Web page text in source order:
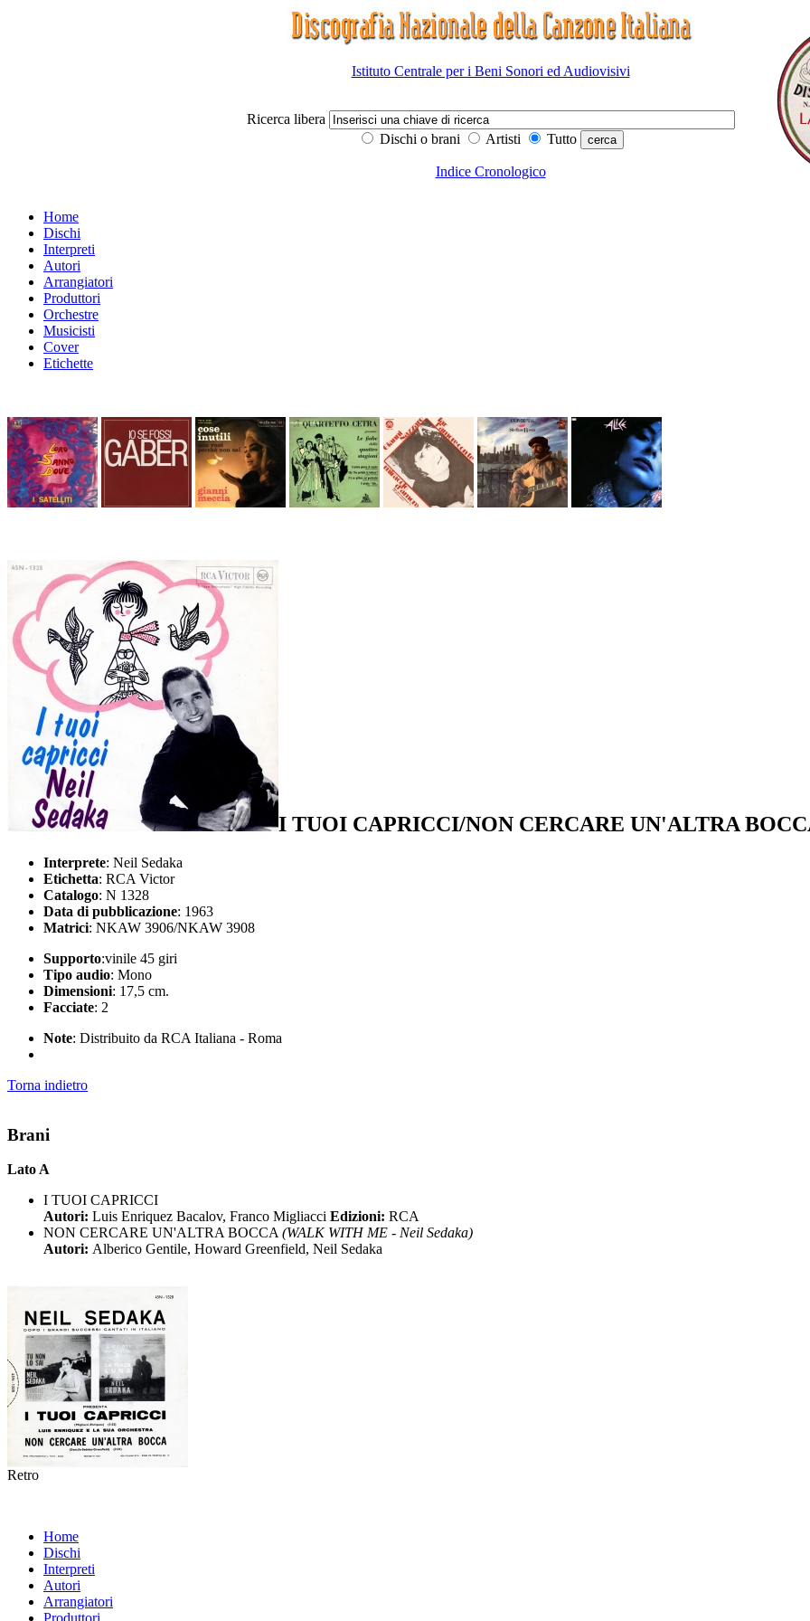
Istituto Centrale per i Beni Sonori ed Audiovisivi
Ricerca libera
Dischi o brani
Artisti Tutto
Indice Cronologico
Home
Dischi
Interpreti
Autori
Arrangiatori
Produttori
Orchestre
Musicisti
Cover
Etichette
I TUOI CAPRICCI/NON CERCARE UN'ALTRA
Interprete: Neil Sedaka
Etichetta: RCA Victor
Catalogo: N 1328
Data di pubblicazione: 1963
Matrici: NKAW 3906/NKAW 3908
Supporto:vinile 45 giri
Tipo audio: Mono
Dimensioni: 17,5 cm.
Facciate: 2
Note: Distribuito da RCA Italiana - Roma
Torna indietro
Brani
Lato A
I TUOI CAPRICCI
Autori: Luis Enriquez Bacalov, Franco Migliacci Edizioni: RCA
NON CERCARE UN'ALTRA BOCCA (WALK WITH ME - Neil Sedaka)
Autori: Alberico Gentile, Howard Greenfield, Neil Sedaka
Retro
Home
Dischi
Interpreti
Autori
Arrangiatori
Produttori